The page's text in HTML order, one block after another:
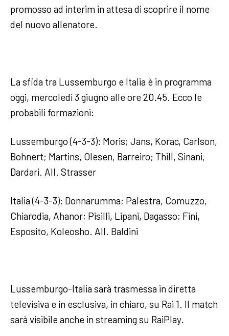
promosso ad interim in attesa di scoprire il nome
del nuovo allenatore.
La sfida tra Lussemburgo e Italia è in programma
oggi, mercoledì 3 giugno alle ore 20.45. Ecco le
probabili formazioni:
Lussemburgo (4-3-3): Moris; Jans, Korac, Carlson,
Bohnert; Martins, Olesen, Barreiro; Thill, Sinani,
Dardari. All. Strasser
Italia (4-3-3): Donnarumma; Palestra, Comuzzo,
Chiarodia, Ahanor; Pisilli, Lipani, Dagasso; Fini,
Esposito, Koleosho. All. Baldini
Lussemburgo-Italia sarà trasmessa in diretta
televisiva e in esclusiva, in chiaro, su Rai 1. Il match
sarà visibile anche in streaming su RaiPlay.